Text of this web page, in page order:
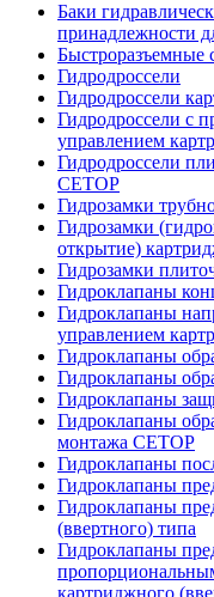
Баки
принадлежности
Быстроразъемные
Гидродроссели
Гидродроссели
Гидродроссели с
управлением
Гидродроссели
CETOP
Гидрозамки
Гидрозамки
открытие)
Гидрозамки
Гидроклапаны
Гидроклапаны
управлением
Гидроклапаны
Гидроклапаны
Гидроклапаны
Гидроклапаны
монтажа CETOP
Гидроклапаны
Гидроклапаны
Гидроклапаны
(ввертного) типа
Гидроклапаны
картриджного